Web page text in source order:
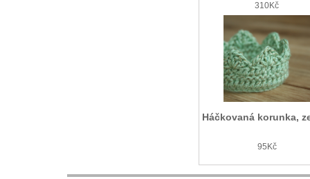
310Kč
Háčkovaná korunka,
95Kč